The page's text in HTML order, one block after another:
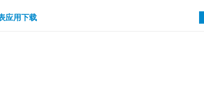
应用下载